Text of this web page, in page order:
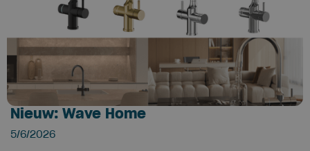
Nieuw: Wave Home
5/6/2026